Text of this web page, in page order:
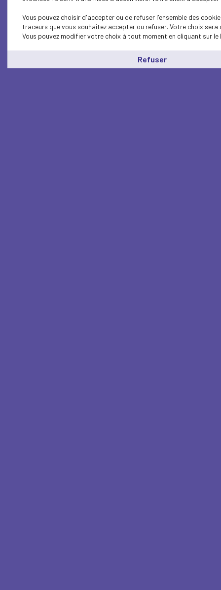
Vous pouvez choisir d'accepter ou de refuser l'ensemble des
traceurs que vous souhaitez accepter ou refuser. Votre choix
Vous pouvez modifier votre choix à tout moment en cliquant sur le
Refuser